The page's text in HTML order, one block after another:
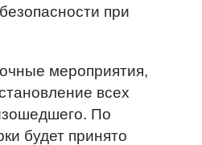
при
мероприятия,
всех
По
будет принято